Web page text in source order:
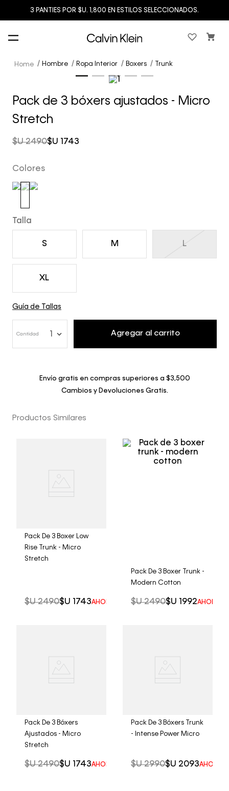
3 PANTIES POR $U. 1,800 EN ESTILOS SELECCIONADOS.
Hombre Ropa Interior Boxers Trunk
Pack de 3 bóxers ajustados - Micro
Stretch
$U 1743
$U 2490
Colores
Talla
S M L
XL
Guía de Tallas
Cantidad Agregar al carrito
Envío gratis en compras superiores a $3,500
Cambios y Devoluciones Gratis.
Productos Similares
Pack De 3 Boxer Low
Rise Trunk - Micro
Stretch
$U 2490$U 1743AHORRO DEL30%
Pack De 3 Boxer Trunk -
Modern Cotton
$U 2490$U 1992AHORRO
Pack De 3 Bóxers
Ajustados - Micro
Stretch
$U 2490$U 1743AHORRO DEL30%
Pack De 3 Bóxers Trunk
- Intense Power Micro
$U 2990$U 2093AHORRO